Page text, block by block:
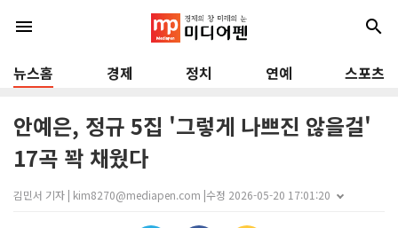
menu search
뉴스홈 경제 정치 연예 스포츠
안예은, 정규 5집 '그렇게 나쁘진 않을걸'
17곡 꽉 채웠다
김민서 기자 | kim8270@mediapen.com |수정 2026-05-20 17:01:20